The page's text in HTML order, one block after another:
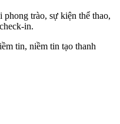
trào, sự kiện thể thao,
in.
tin, niềm tin tạo thanh